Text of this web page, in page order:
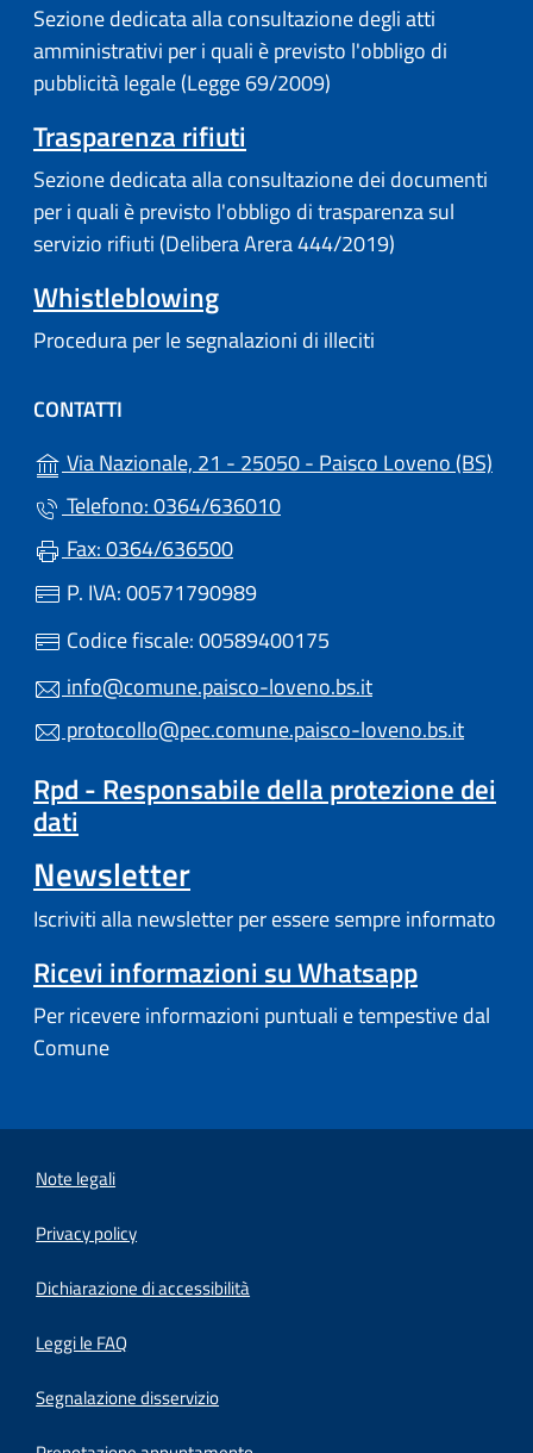
Sezione dedicata alla consultazione degli atti
amministrativi per i quali è previsto l'obbligo di
pubblicità legale (Legge 69/2009)
Trasparenza rifiuti
Sezione dedicata alla consultazione dei documenti
per i quali è previsto l'obbligo di trasparenza sul
servizio rifiuti (Delibera Arera 444/2019)
Whistleblowing
Procedura per le segnalazioni di illeciti
CONTATTI
Via Nazionale, 21 - 25050 - Paisco Loveno (BS)
Telefono: 0364/636010
Fax: 0364/636500
P. IVA: 00571790989
Codice fiscale: 00589400175
info@comune.paisco-loveno.bs.it
protocollo@pec.comune.paisco-loveno.bs.it
Rpd - Responsabile della protezione dei
dati
Newsletter
Iscriviti alla newsletter per essere sempre informato
Ricevi informazioni su Whatsapp
Per ricevere informazioni puntuali e tempestive dal
Comune
Note legali
Privacy policy
Dichiarazione di accessibilità
Leggi le FAQ
Segnalazione disservizio